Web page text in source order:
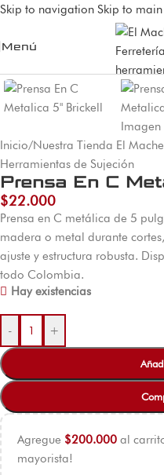
Skip to navigation Skip to
Menú
Inicio/Nuestra Tienda El
Herramientas de Sujeción
Prensa En C
$22.000
Prensa en C metálica de 5
madera o metal durante
ajuste y estructura robusta.
todo Colombia.
Hay existencias
- +
Agregue $200.000 al
mayorista!